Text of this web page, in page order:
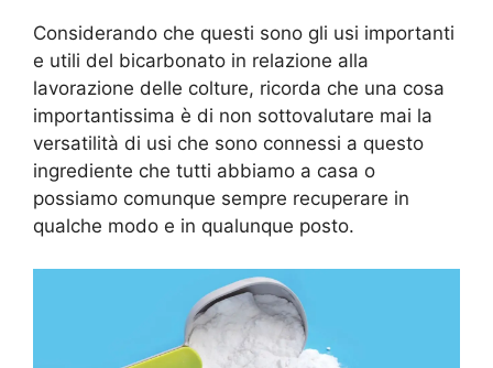
Considerando che questi sono gli usi importanti
e utili del bicarbonato in relazione alla
lavorazione delle colture, ricorda che una cosa
importantissima è di non sottovalutare mai la
versatilità di usi che sono connessi a questo
ingrediente che tutti abbiamo a casa o
possiamo comunque sempre recuperare in
qualche modo e in qualunque posto.